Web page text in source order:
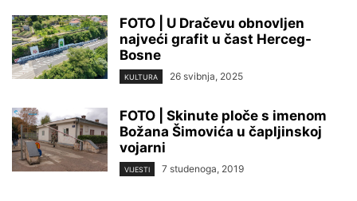
FOTO | U Dračevu obnovljen
najveći grafit u čast Herceg-
Bosne
KULTURA 26 svibnja, 2025
FOTO | Skinute ploče s imenom
Božana Šimovića u čapljinskoj
vojarni
VIJESTI 7 studenoga, 2019